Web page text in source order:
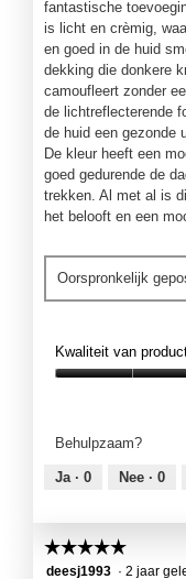
fantastische
is licht en crèmig,
en goed in de huid
dekking die donkere
camoufleert zonder
de lichtreflecterende
de huid een gezonde
De kleur heeft een
goed gedurende de
trekken. Al met al is
het belooft en een
Oorspronkelijk
Kwaliteit van
4
van
Behulpzaam?
Ja · 0 Nee · 0
☆☆☆☆☆
☆☆☆☆☆
5
deesj1993 · 2 jaar